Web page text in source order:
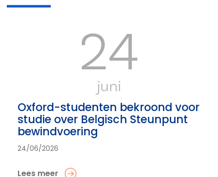
24
juni
Oxford-studenten bekroond voor
studie over Belgisch Steunpunt
bewindvoering
24/06/2026
Lees meer